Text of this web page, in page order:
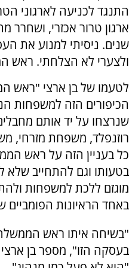
התנגד לכניעה לארגוני
ארגון טרור אכזרי, ושחרר
שנים. ניסיתי למנוע את
ולצערי לא הצלחתי. ראש
לטעמו של בן ארצי "ראש
הכיפורים הזה למשפחות
שנרצחו על יד אותם
רוזנפלד, משפחת מזרחי,
כל בעניין הזה על ראש
בטעותו וגם להתחייב
מוגזם ללכת למשפחות
באחד הראיונות הפומביים
"בשיחה איתו ראש
בעסקה הזו", מספר בן